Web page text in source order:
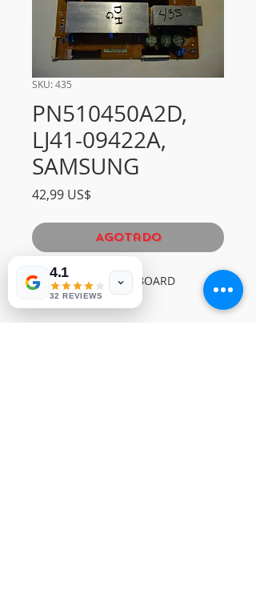
SKU: 435
PN510450A2D,
LJ41-09422A,
SAMSUNG
42,99 US$
Agotado
SAMSUNG X- MAIN BOARD
NPV-435
4.1
32 REVIEWS